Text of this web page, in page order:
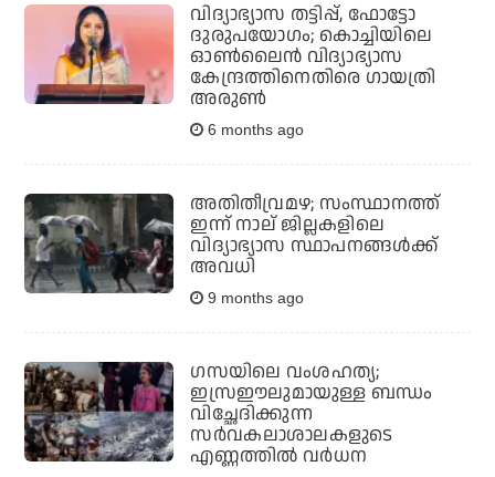
വിദ്യാഭ്യാസ തട്ടിപ്പ്, ഫോട്ടോ
ദുരുപയോഗം; കൊച്ചിയിലെ
ഓണ്‍ലൈന്‍ വിദ്യാഭ്യാസ
കേന്ദ്രത്തിനെതിരെ ഗായത്രി
അരുണ്‍
6 months ago
അതിതീവ്രമഴ; സംസ്ഥാനത്ത്
ഇന്ന് നാല് ജില്ലകളിലെ
വിദ്യാഭ്യാസ സ്ഥാപനങ്ങള്‍ക്ക്
അവധി
9 months ago
ഗസയിലെ വംശഹത്യ;
ഇസ്രഈലുമായുള്ള ബന്ധം
വിച്ഛേദിക്കുന്ന
സര്‍വകലാശാലകളുടെ
എണ്ണത്തില്‍ വര്‍ധന